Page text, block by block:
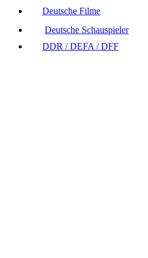
Deutsche Filme
Deutsche Schauspieler
DDR / DEFA / DFF